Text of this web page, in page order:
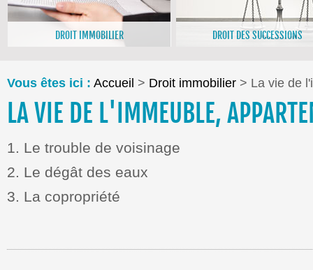
DROIT IMMOBILIER DROIT DES SUCCESSIONS
Vous êtes ici : Accueil > Droit immobilier > La vie de
LA VIE DE L'IMMEUBLE,
1. Le trouble de voisinage
2. Le dégât des eaux
3. La copropriété